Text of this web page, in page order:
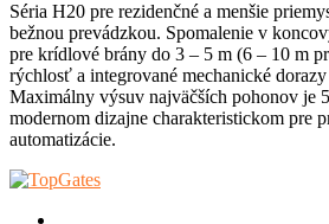
Séria H20 pre rezidenčné a menšie
bežnou prevádzkou. Spomalenie v
pre krídlové brány do 3 – 5 m (6 – 10 m
rýchlosť a integrované mechanické
Maximálny výsuv najväčších pohonov je
modernom dizajne charakteristickom pre
automatizácie.